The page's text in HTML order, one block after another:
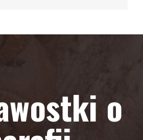
o